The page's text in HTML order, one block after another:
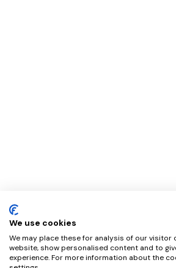
We use cookies
We may place these for analysis of our visitor
website, show personalised content and to
experience. For more information about the